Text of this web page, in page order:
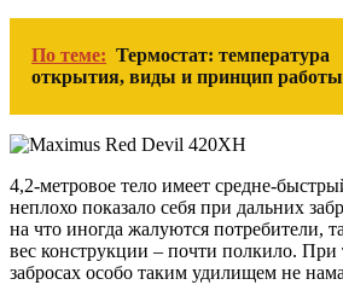
По теме: Термостат: температура
открытия, виды и принцип работы
4,2-метровое тело имеет средне-
неплохо показало себя при дальних
на что иногда жалуются потребители,
вес конструкции – почти полкило. При
забросах особо таким удилищем не